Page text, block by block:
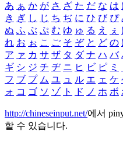
あ ぁ か が さ ざ た だ な は
き ぎ し じ ち ぢ に ひ び ぴ
ぬ ふ ぶ ぷ む ゆ ゅ る え ぇ
れ お ぉ こ ご そ ぞ と ど の
ア ァ カ サ ザ タ ダ ナ ハ バ
ギ シ ジ チ ヂ ニ ヒ ビ ピ ミ
フ ブ プ ム ユ ュ ル エ ェ ケ
ォ コ ゴ ソ ゾ ト ド ノ ホ ボ
http://chineseinput.net/에서
할 수 있습니다.